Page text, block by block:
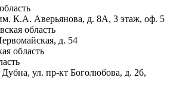
К.А. Аверьянова, д. 8А, 3 этаж, оф. 5
область
д. 54
область
Дубна, ул. пр-кт Боголюбова, д. 26,